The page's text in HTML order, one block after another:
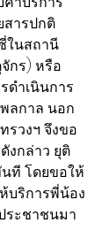
สารปกติ
ในสถานี
กร) หรือ
ดำเนินการ
ลกาล นอก
รวงฯ จึงขอ
งกล่าว ยุติ
ที โดยขอให้
บริการพี่น้อง
ระชาชนมา